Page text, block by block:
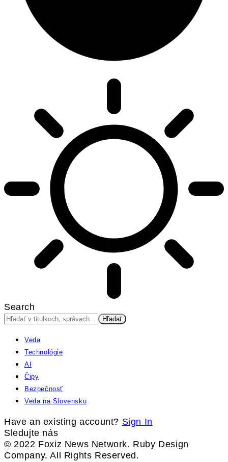
Search
Veda
Technológie
AI
Čipy
Bezpečnosť
Veda na Slovensku
Have an existing account? Sign In
Sledujte nás
© 2022 Foxiz News Network. Ruby Design
Company. All Rights Reserved.